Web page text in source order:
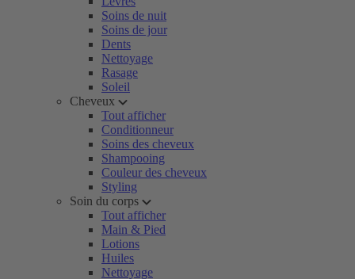
Soins de nuit
Soins de jour
Dents
Nettoyage
Rasage
Soleil
Cheveux
Tout afficher
Conditionneur
Soins des cheveux
Shampooing
Couleur des cheveux
Styling
Soin du corps
Tout afficher
Main & Pied
Lotions
Huiles
Nettoyage